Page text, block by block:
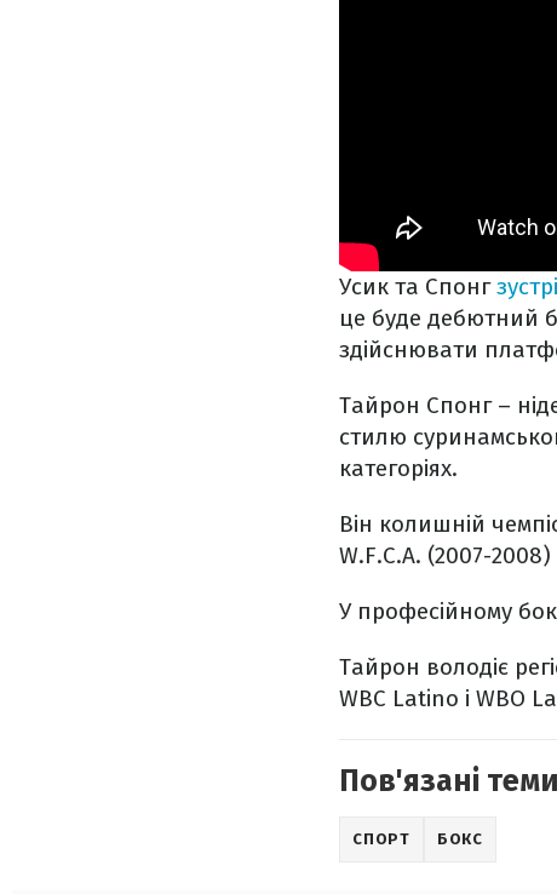
Усик та Спонг
це буде дебютний
здійснювати
Тайрон Спонг–
стилю
категоріях.
Він колишній
W.F.C.A. (2007-
У професійному
Тайрон володіє
WBC Latino і WBO
Пов'язані
СПОРТ БОКС